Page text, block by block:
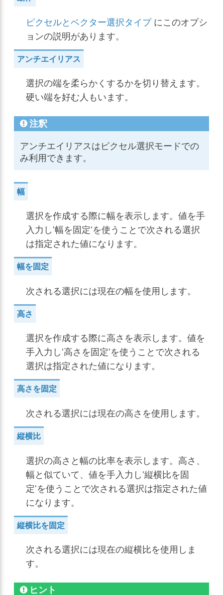
ピクセルとベクター選択タイプにこのオプシ
ョンの説明があります。
アンチエイリアス
選択の端を柔らかくするかを切り替えます。
硬い端を好む人もいます。
注釈
アンチエイリアスはピクセル選択モードでの
み利用できます。
幅
選択を作成する際に幅を表示します。値を手
入力し'幅を固定'を使うことで次される選択
は指定された値になります。
幅を固定
次される選択には現在の幅を使用します。
高さ
選択を作成する際に高さを表示します。値を
手入力し'高さを固定'を使うことで次される
選択は指定された値になります。
高さを固定
次される選択には現在の高さを使用します。
縦横比
選択の高さと幅の比率を表示します。高さ、
幅と似ていて、値を手入力し'縦横比を固
定'を使うことで次される選択は指定された値
になります。
縦横比を固定
次される選択には現在の縦横比を使用しま
す。
ヒント